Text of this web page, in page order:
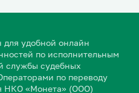
удобной онлайн
по исполнительным
службы судебных
по переводу
НКО «Монета» (ООО)